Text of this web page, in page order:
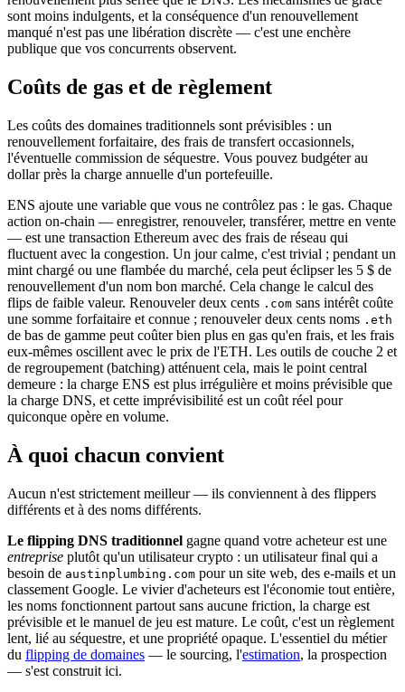
sont moins indulgents, et la conséquence d'un renouvellement
manqué n'est pas une libération discrète — c'est une enchère
publique que vos concurrents observent.
Coûts de gas et de règlement
Les coûts des domaines traditionnels sont prévisibles : un
renouvellement forfaitaire, des frais de transfert occasionnels,
l'éventuelle commission de séquestre. Vous pouvez budgéter au
dollar près la charge annuelle d'un portefeuille.
ENS ajoute une variable que vous ne contrôlez pas : le gas. Chaque
action on-chain — enregistrer, renouveler, transférer, mettre en vente
— est une transaction Ethereum avec des frais de réseau qui
fluctuent avec la congestion. Un jour calme, c'est trivial ; pendant un
mint chargé ou une flambée du marché, cela peut éclipser les 5 $ de
renouvellement d'un nom bon marché. Cela change le calcul des
flips de faible valeur. Renouveler deux cents .com sans intérêt coûte
une somme forfaitaire et connue ; renouveler deux cents noms .eth
de bas de gamme peut coûter bien plus en gas qu'en frais, et les frais
eux-mêmes oscillent avec le prix de l'ETH. Les outils de couche 2 et
de regroupement (batching) atténuent cela, mais le point central
demeure : la charge ENS est plus irrégulière et moins prévisible que
la charge DNS, et cette imprévisibilité est un coût réel pour
quiconque opère en volume.
À quoi chacun convient
Aucun n'est strictement meilleur — ils conviennent à des flippers
différents et à des noms différents.
Le flipping DNS traditionnel gagne quand votre acheteur est une
entreprise plutôt qu'un utilisateur crypto : un utilisateur final qui a
besoin de austinplumbing.com pour un site web, des e-mails et un
classement Google. Le vivier d'acheteurs est l'économie tout entière,
les noms fonctionnent partout sans aucune friction, la charge est
prévisible et le manuel de jeu est mature. Le coût, c'est un règlement
lent, lié au séquestre, et une propriété opaque. L'essentiel du métier
du flipping de domaines — le sourcing, l'estimation, la prospection
— s'est construit ici.